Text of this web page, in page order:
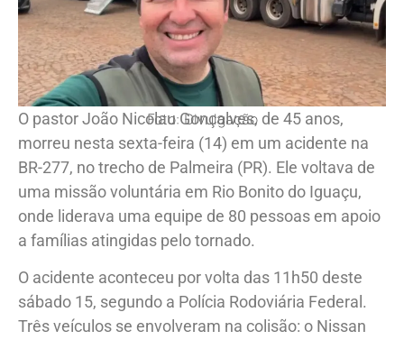
Foto: Divulgação
O pastor João Nicolau Gonçalves, de 45 anos,
morreu nesta sexta-feira (14) em um acidente na
BR-277, no trecho de Palmeira (PR). Ele voltava de
uma missão voluntária em Rio Bonito do Iguaçu,
onde liderava uma equipe de 80 pessoas em apoio
a famílias atingidas pelo tornado.
O acidente aconteceu por volta das 11h50 deste
sábado 15, segundo a Polícia Rodoviária Federal.
Três veículos se envolveram na colisão: o Nissan